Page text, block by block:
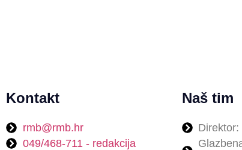
Kontakt
rmb@rmb.hr
049/468-711 - redakcija
Naš tim